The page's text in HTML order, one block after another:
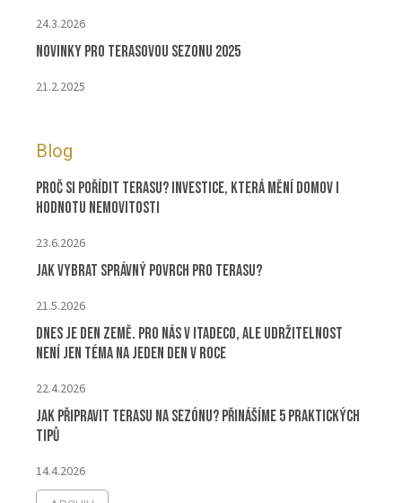
24.3.2026
Novinky pro terasovou sezonu 2025
21.2.2025
Blog
Proč si pořídit terasu? Investice, která mění domov i
hodnotu nemovitosti
23.6.2026
Jak vybrat správný povrch pro terasu?
21.5.2026
Dnes je Den Země. Pro nás v ITADECO, ale udržitelnost
není jen téma na jeden den v roce
22.4.2026
Jak připravit terasu na sezónu? Přinášíme 5 praktických
tipů
14.4.2026